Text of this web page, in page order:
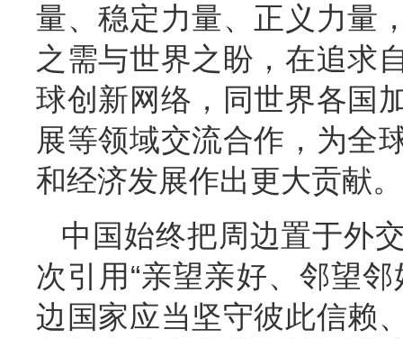
量、稳定力量、正义力量
之需与世界之盼，在追求
球创新网络，同世界各国
展等领域交流合作，为全
和经济发展作出更大贡献。
中国始终把周边置于外
次引用“亲望亲好、邻望
边国家应当坚守彼此信赖